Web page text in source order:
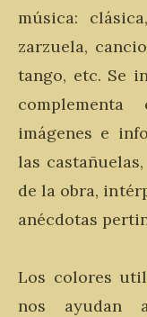
música:
zarzuela,
tango, etc. Se
imágenes e
las
de la obra,
anécdotas
Los colores
nos ayudan